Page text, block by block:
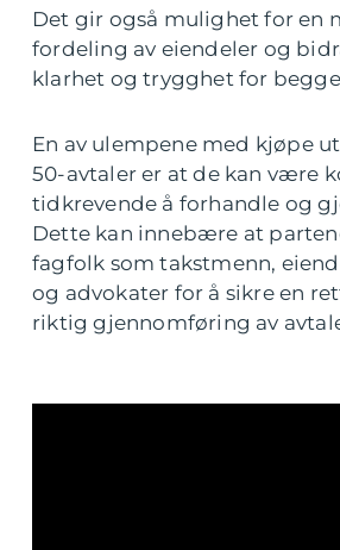
Det gir også mulighet for en
fordeling av eiendeler og
klarhet og trygghet for
En av ulempene med kjøpe
50-avtaler er at de kan være
tidkrevende å forhandle og
Dette kan innebære at
fagfolk som takstmenn,
og advokater for å sikre en
riktig gjennomføring av